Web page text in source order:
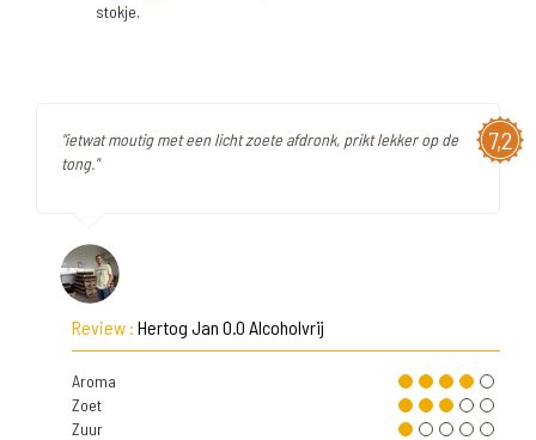
stokje.
7,2
"ietwat moutig met een licht zoete afdronk, prikt lekker op de
tong."
Review : Hertog Jan 0.0 Alcoholvrij
Aroma
Zoet
Zuur